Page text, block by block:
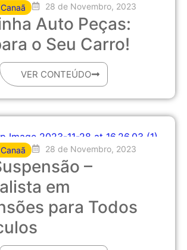
28 de Novembro, 2023
Auto Peças:
o Seu Carro!
VER CONTEÚDO
28 de Novembro, 2023
–
em
para Todos